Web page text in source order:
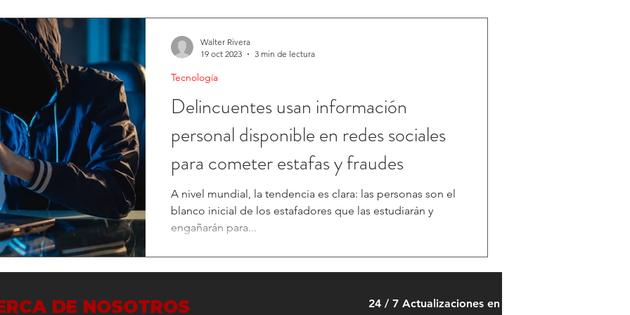
Delincuentes usan información
personal disponible en redes sociales
para cometer estafas y fraudes
A nivel mundial, la tendencia es clara: las personas son el
blanco inicial de los estafadores que las estudiarán y
engañarán para...
Tecnología
Walter Rivera
19 oct 2023
3 min de lectura
DE NOSOTROS
24 / 7 Actualizaciones en